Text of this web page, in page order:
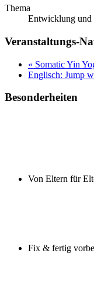
Thema
Entwicklung und
Veranstaltungs-
« Somatic Yin
Englisch: Jump
Besonderheiten
Von Eltern für
Fix & fertig